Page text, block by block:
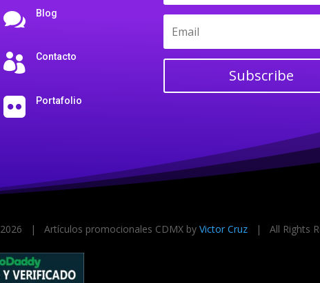
 Blog
 Contacto
 Portafolio
Subscribe
2026 | Artículos promocionales CDMX byVictor Cruz | All Rights